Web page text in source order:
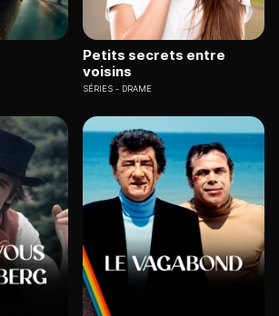
Petits secrets entre
voisins
SÉRIES DRAME